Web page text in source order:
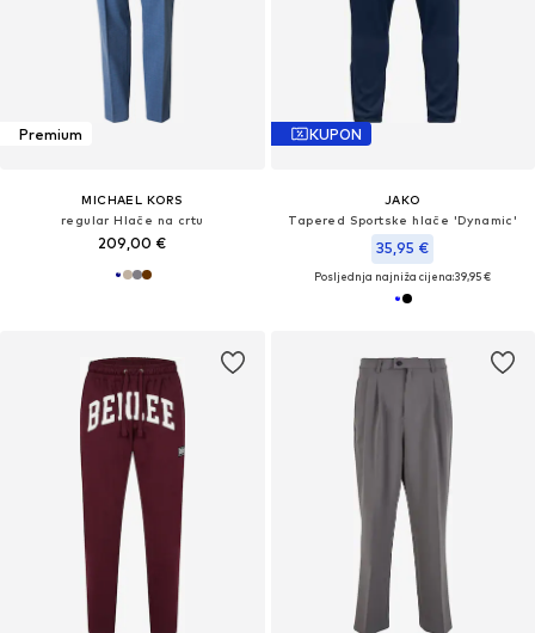
Premium
MICHAEL KORS
regular Hlače na crtu
209,00 €
KUPON
JAKO
Tapered Sportske hlače 'Dynamic'
35,95 €
Posljednja najniža cijena:39,95 €